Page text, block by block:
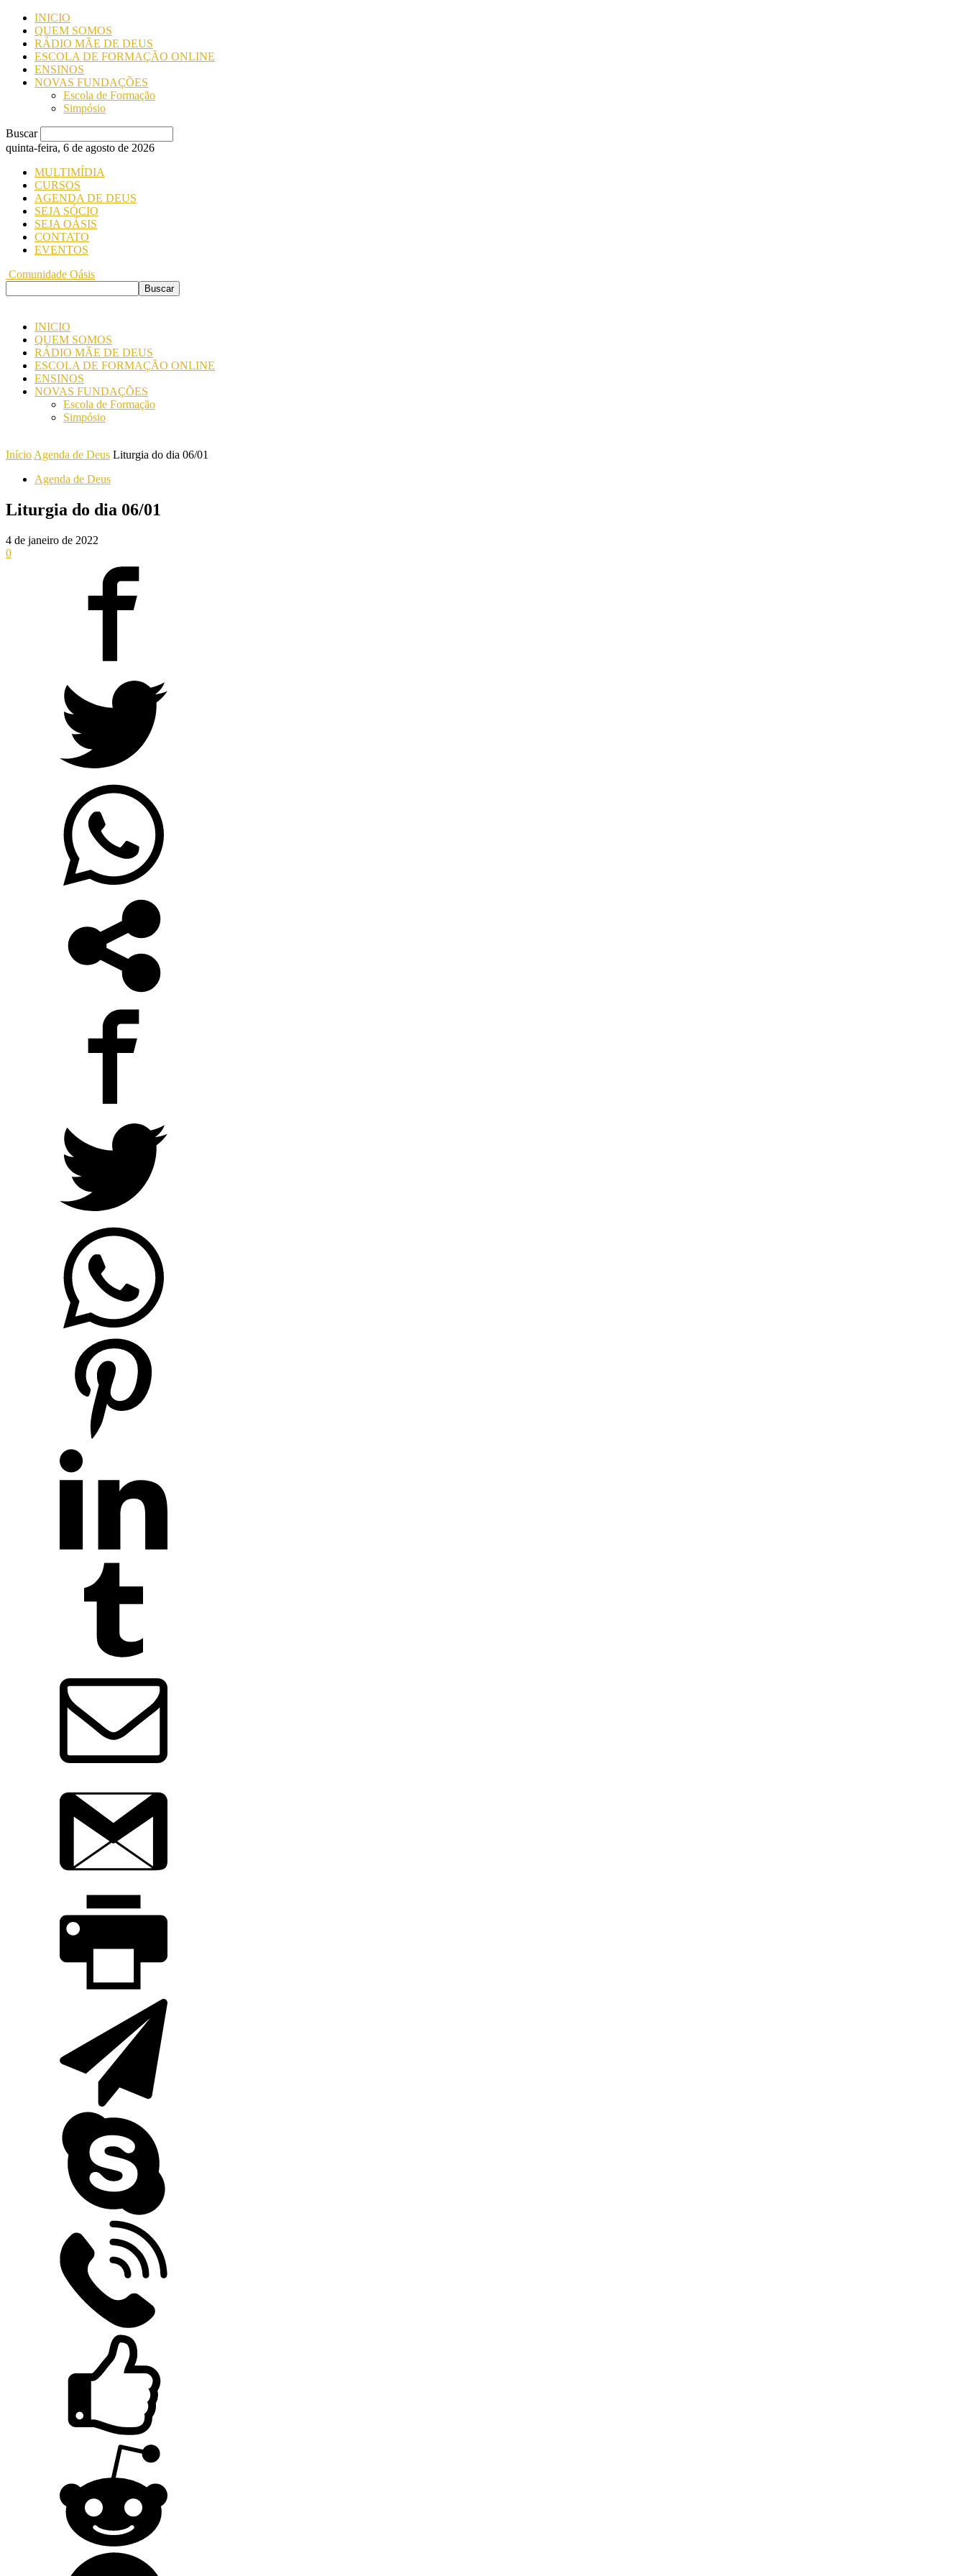
INICIO
QUEM SOMOS
RÁDIO MÃE DE DEUS
ESCOLA DE FORMAÇÃO ONLINE
ENSINOS
NOVAS FUNDAÇÕES
Escola de Formação
Simpósio
Buscar
quinta-feira, 6 de agosto de 2026
MULTIMÍDIA
CURSOS
AGENDA DE DEUS
SEJA SÓCIO
SEJA OÁSIS
CONTATO
EVENTOS
Comunidade Oásis
INICIO
QUEM SOMOS
RÁDIO MÃE DE DEUS
ESCOLA DE FORMAÇÃO ONLINE
ENSINOS
NOVAS FUNDAÇÕES
Escola de Formação
Simpósio
Início Agenda de Deus Liturgia do dia 06/01
Agenda de Deus
Liturgia do dia 06/01
4 de janeiro de 2022
0